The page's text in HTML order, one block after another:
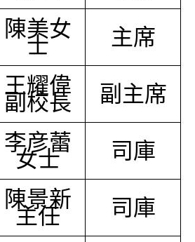
陳美女
士 主席
王耀偉
副校長 副主席
李彦蕾
女士 司庫
陳景新
主任 司庫